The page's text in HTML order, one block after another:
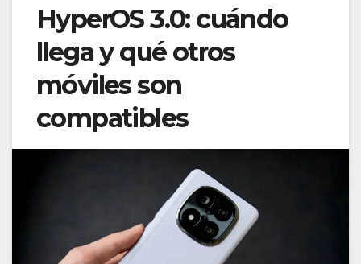
HyperOS 3.0: cuándo
llega y qué otros
móviles son
compatibles